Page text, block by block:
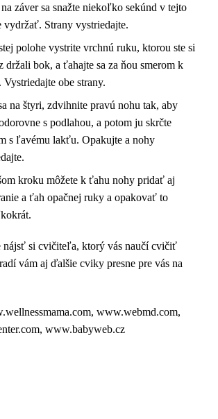
záver sa snažte niekoľko sekúnd v tejto
vydržať. Strany vystriedajte.
polohe vystrite vrchnú ruku, ktorou ste si
držali bok, a ťahajte sa za ňou smerom k
Vystriedajte obe strany.
na štyri, zdvihnite pravú nohu tak, aby
s podlahou, a potom ju skrčte
s ľavému lakťu. Opakujte a nohy
kroku môžete k ťahu nohy pridať aj
a ťah opačnej ruky a opakovať to
nájsť si cvičiteľa, ktorý vás naučí cvičiť
vám aj ďalšie cviky presne pre vás na
www.webmd.com,
www.babyweb.cz